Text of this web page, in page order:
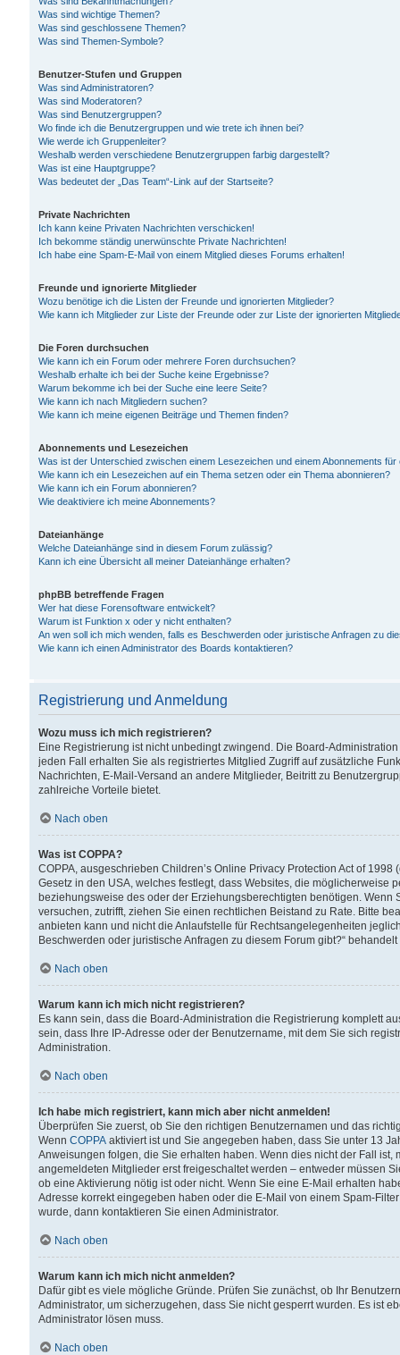
Was sind wichtige Themen?
Was sind geschlossene Themen?
Was sind Themen-Symbole?
Benutzer-Stufen und Gruppen
Was sind Administratoren?
Was sind Moderatoren?
Was sind Benutzergruppen?
Wo finde ich die Benutzergruppen und wie trete ich ihnen bei?
Wie werde ich Gruppenleiter?
Weshalb werden verschiedene Benutzergruppen farbig dargestellt?
Was ist eine Hauptgruppe?
Was bedeutet der „Das Team“-Link auf der Startseite?
Private Nachrichten
Ich kann keine Privaten Nachrichten verschicken!
Ich bekomme ständig unerwünschte Private Nachrichten!
Ich habe eine Spam-E-Mail von einem Mitglied dieses Forums erhalten!
Freunde und ignorierte Mitglieder
Wozu benötige ich die Listen der Freunde und ignorierten Mitglieder?
Wie kann ich Mitglieder zur Liste der Freunde oder zur Liste der ignorierten
Die Foren durchsuchen
Wie kann ich ein Forum oder mehrere Foren durchsuchen?
Weshalb erhalte ich bei der Suche keine Ergebnisse?
Warum bekomme ich bei der Suche eine leere Seite?
Wie kann ich nach Mitgliedern suchen?
Wie kann ich meine eigenen Beiträge und Themen finden?
Abonnements und Lesezeichen
Was ist der Unterschied zwischen einem Lesezeichen und einem Abonnements
Wie kann ich ein Lesezeichen auf ein Thema setzen oder ein Thema abonnieren?
Wie kann ich ein Forum abonnieren?
Wie deaktiviere ich meine Abonnements?
Dateianhänge
Welche Dateianhänge sind in diesem Forum zulässig?
Kann ich eine Übersicht all meiner Dateianhänge erhalten?
phpBB betreffende Fragen
Wer hat diese Forensoftware entwickelt?
Warum ist Funktion x oder y nicht enthalten?
An wen soll ich mich wenden, falls es Beschwerden oder juristische Anfragen zu
Wie kann ich einen Administrator des Boards kontaktieren?
Registrierung und Anmeldung
Wozu muss ich mich registrieren?
Eine Registrierung ist nicht unbedingt zwingend. Die Board-
jeden Fall erhalten Sie als registriertes Mitglied Zugriff auf zusätzliche
Nachrichten, E-Mail-Versand an andere Mitglieder, Beitritt zu
zahlreiche Vorteile bietet.
Nach oben
Was ist COPPA?
COPPA, ausgeschrieben Children’s Online Privacy Protection Act of
Gesetz in den USA, welches festlegt, dass Websites, die
beziehungsweise des oder der Erziehungsberechtigten benötigen.
versuchen, zutrifft, ziehen Sie einen rechtlichen Beistand zu Rate. Bitte
anbieten kann und nicht die Anlaufstelle für Rechtsangelegenheiten
Beschwerden oder juristische Anfragen zu diesem Forum gibt?“
Nach oben
Warum kann ich mich nicht registrieren?
Es kann sein, dass die Board-Administration die Registrierung komplett
sein, dass Ihre IP-Adresse oder der Benutzername, mit dem Sie sich
Administration.
Nach oben
Ich habe mich registriert, kann mich aber nicht anmelden!
Überprüfen Sie zuerst, ob Sie den richtigen Benutzernamen und das
Wenn COPPA aktiviert ist und Sie angegeben haben, dass Sie unter 13
Anweisungen folgen, die Sie erhalten haben. Wenn dies nicht der Fall
angemeldeten Mitglieder erst freigeschaltet werden – entweder müssen
ob eine Aktivierung nötig ist oder nicht. Wenn Sie eine E-Mail erhalten
Adresse korrekt eingegeben haben oder die E-Mail von einem Spam-
wurde, dann kontaktieren Sie einen Administrator.
Nach oben
Warum kann ich mich nicht anmelden?
Dafür gibt es viele mögliche Gründe. Prüfen Sie zunächst, ob Ihr
Administrator, um sicherzugehen, dass Sie nicht gesperrt wurden. Es ist
Administrator lösen muss.
Nach oben